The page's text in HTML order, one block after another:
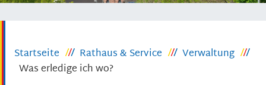
Startseite Rathaus & Service
Verwaltung
Was erledige ich wo?